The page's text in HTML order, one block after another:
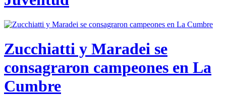
Zucchiatti y Maradei se
consagraron campeones en La
Cumbre